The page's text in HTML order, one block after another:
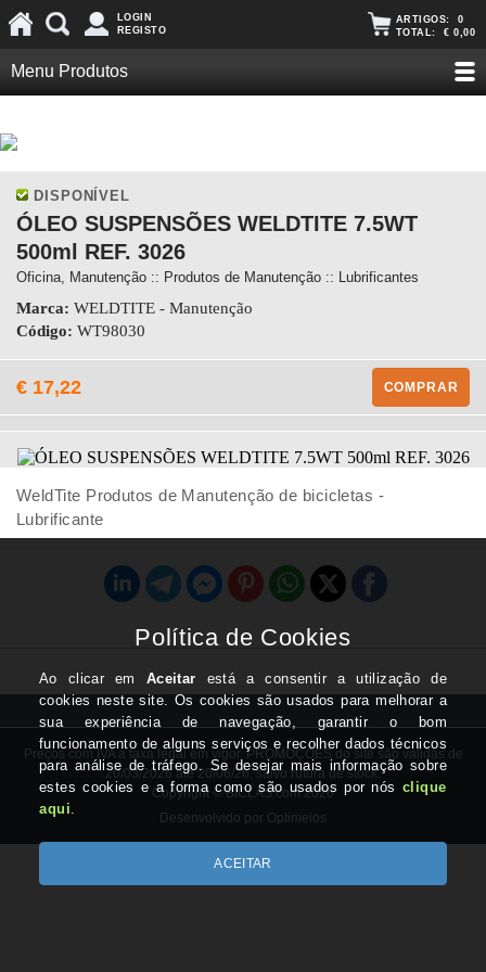
LOGIN
REGISTO
ARTIGOS: 0
TOTAL: € 0,00
Menu Produtos
DISPONÍVEL
ÓLEO SUSPENSÕES WELDTITE 7.5WT
500ml REF. 3026
Oficina, Manutenção :: Produtos de Manutenção :: Lubrificantes
Marca: WELDTITE - Manutenção
Código: WT98030
€ 17,22 COMPRAR
WeldTite Produtos de Manutenção de bicicletas -
Lubrificante
Preços com IVA à taxa legal em vigor. PROMOÇÕES do site são válidas de
20/03/2026 até 20/06/26, salvo rutura de stock.
Copyright © BICLAS.com 2026
Desenvolvido por Optimeios